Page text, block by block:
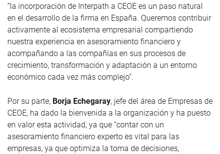
“la incorporación de Interpath a CEOE es un paso natural
en el desarrollo de la firma en España. Queremos contribuir
activamente al ecosistema empresarial compartiendo
nuestra experiencia en asesoramiento financiero y
acompañando a las compañías en sus procesos de
crecimiento, transformación y adaptación a un entorno
económico cada vez más complejo”.
Por su parte, Borja Echegaray, jefe del área de Empresas de
CEOE, ha dado la bienvenida a la organización y ha puesto
en valor esta actividad, ya que “contar con un
asesoramiento financiero experto es vital para las
empresas, ya que optimiza la toma de decisiones,